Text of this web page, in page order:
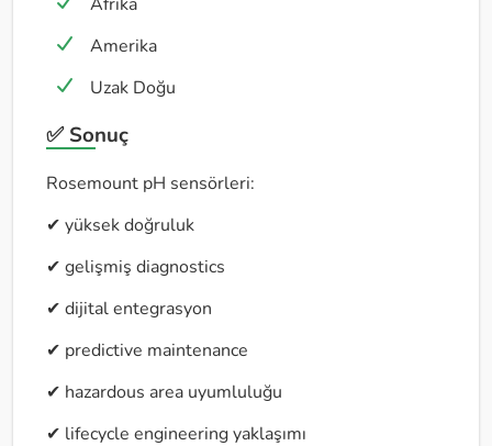
Afrika
Amerika
Uzak Doğu
✅ Sonuç
Rosemount pH sensörleri:
✔ yüksek doğruluk
✔ gelişmiş diagnostics
✔ dijital entegrasyon
✔ predictive maintenance
✔ hazardous area uyumluluğu
✔ lifecycle engineering yaklaşımı